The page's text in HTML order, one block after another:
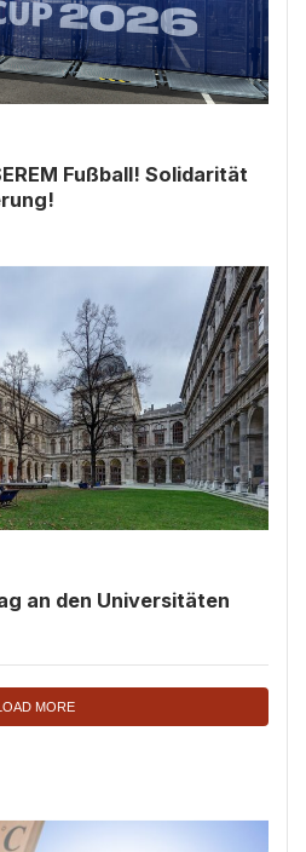
Fußball! Solidarität
an den Universitäten
MORE